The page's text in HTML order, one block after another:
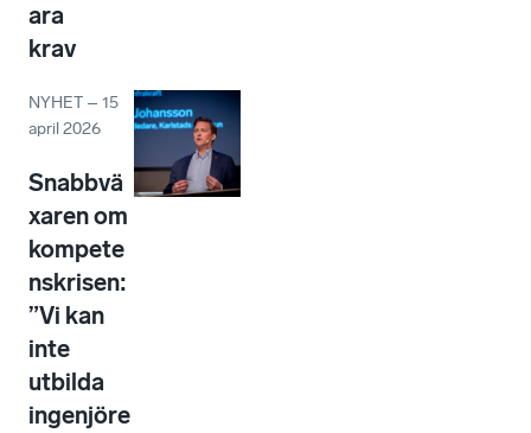
ara
krav
NYHET –15
april 2026
Snabbvä
xaren om
kompete
nskrisen:
”Vi kan
inte
utbilda
ingenjöre